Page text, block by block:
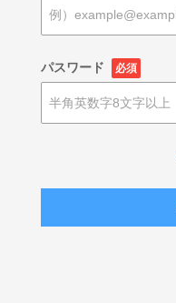
パスワード 必須